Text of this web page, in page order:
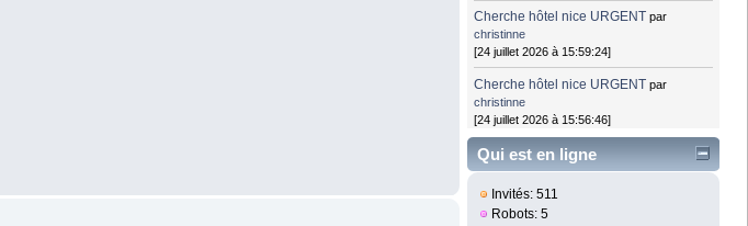
Cherche hôtel nice URGENT par
christinne
[24 juillet 2026 à 15:59:24]
Cherche hôtel nice URGENT par
christinne
[24 juillet 2026 à 15:56:46]
Qui est en ligne
Invités: 511
Robots: 5